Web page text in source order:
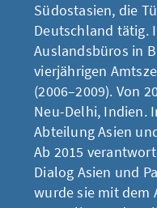
Südostasien, die
Deutschland tätig.
Auslandsbüros in
vierjährigen
(2006–2009). Von
Neu-Delhi, Indien.
Abteilung Asien
Ab 2015
Dialog Asien und
wurde sie mit dem